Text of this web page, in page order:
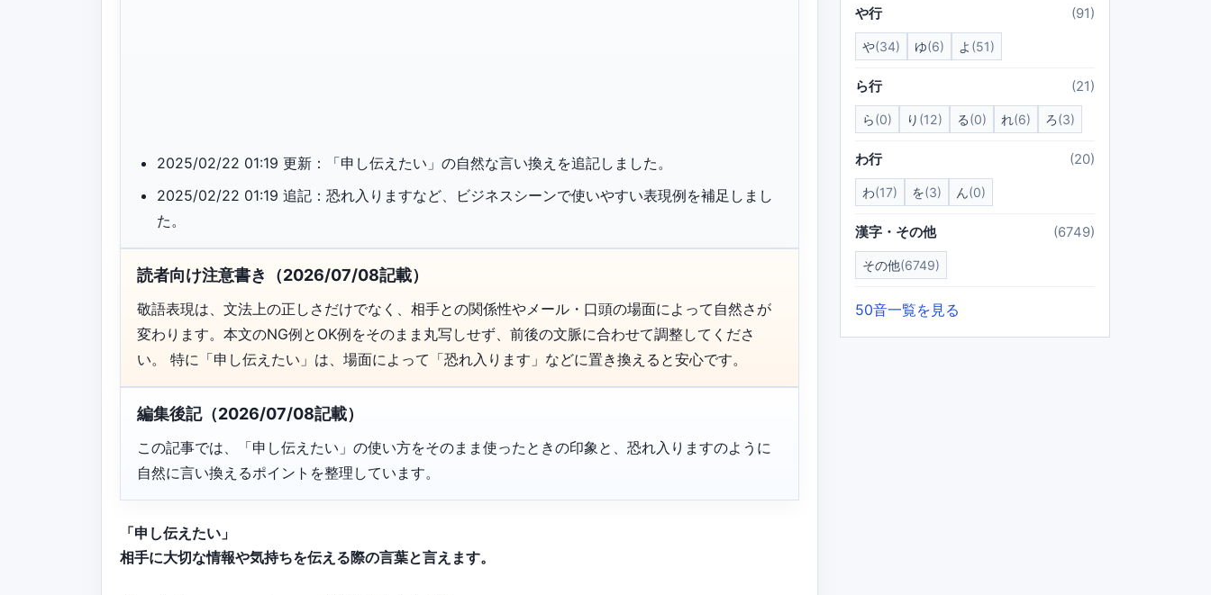
2025/02/22 01:19 更新：「申し伝えたい」の自然な言い換えを追記しました。
2025/02/22 01:19 追記：恐れ入りますなど、ビジネスシーンで使いやすい表現例を補足しまし
た。
読者向け注意書き（2026/07/08記載）
敬語表現は、文法上の正しさだけでなく、相手との関係性やメール・口頭の場面によって自然さが
変わります。本文のNG例とOK例をそのまま丸写しせず、前後の文脈に合わせて調整してくださ
い。 特に「申し伝えたい」は、場面によって「恐れ入ります」などに置き換えると安心です。
編集後記（2026/07/08記載）
この記事では、「申し伝えたい」の使い方をそのまま使ったときの印象と、恐れ入りますのように
自然に言い換えるポイントを整理しています。
「申し伝えたい」
相手に大切な情報や気持ちを伝える際の言葉と言えます。
や行 (91)
や(34) ゆ(6) よ (51)
ら行 (21)
ら(0) り (12) る(0) れ(6) ろ(3)
わ行 (20)
わ(17) を(3) ん(0)
漢字・その他 (6749)
その他(6749)
50音一覧を見る